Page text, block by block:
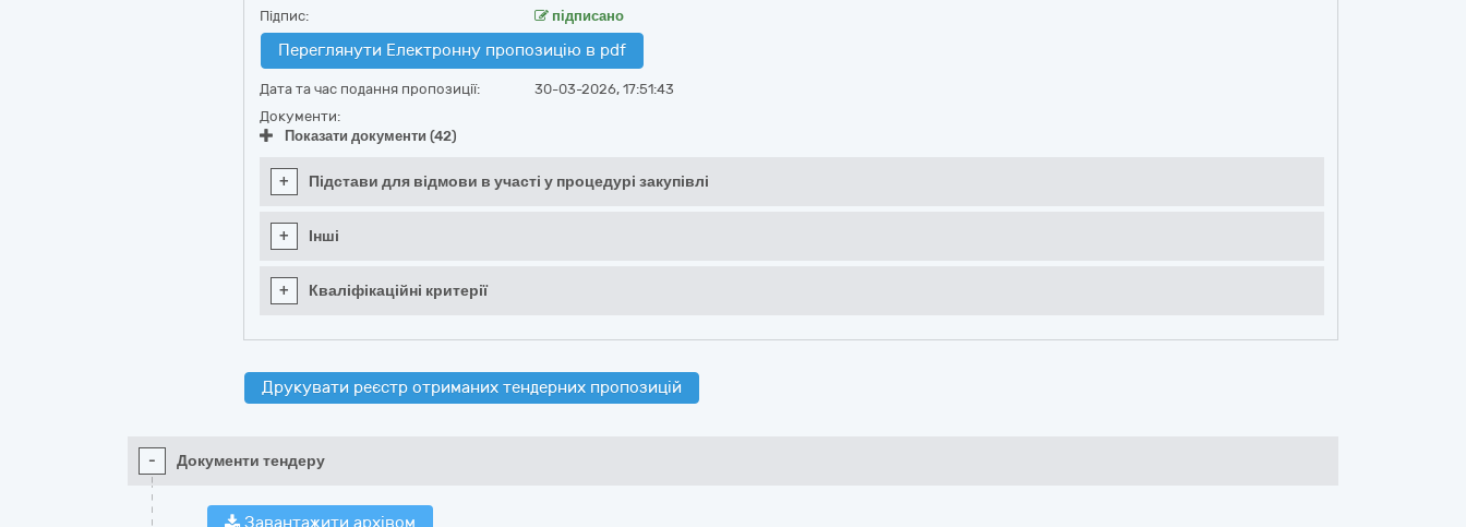
Підпис:
підписано
Переглянути Електронну пропозицію в pdf
Дата та час подання пропозиції:
30-03-2026, 17:51:43
Документи:
Показати документи (42)
+ Підстави для відмови в участі у процедурі закупівлі
+ Інші
+ Кваліфікаційні критерії
Друкувати реєстр отриманих тендерних пропозицій
- Документи тендеру
Завантажити архівом